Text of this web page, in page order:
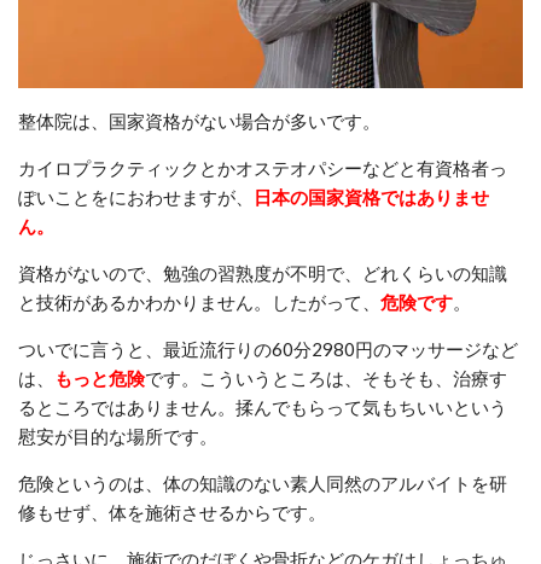
整体院は、国家資格がない場合が多いです。
カイロプラクティックとかオステオパシーなどと有資格者っ
ぽいことをにおわせますが、
日本の国家資格ではありませ
ん。
資格がないので、勉強の習熟度が不明で、どれくらいの知識
と技術があるかわかりません。したがって、 危険です
ついでに言うと、最近流行りの60分2980円のマッサージなど
は、
もっと危険です。こういうところは、そもそも、治療す
るところではありません。揉んでもらって気もちいいという
慰安が目的な場所です。
危険というのは、体の知識のない素人同然のアルバイトを研
修もせず、体を施術させるからです。
じっさいに、施術でのだぼくや骨折などのケガはしょっちゅ